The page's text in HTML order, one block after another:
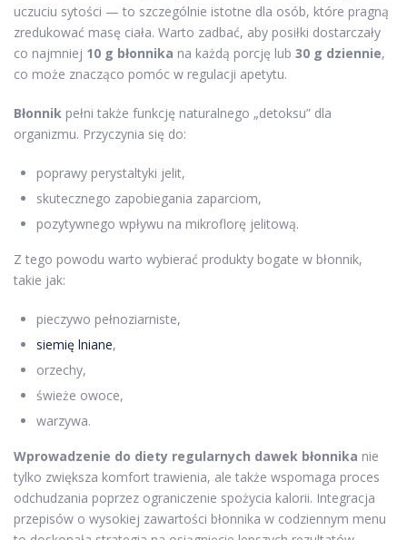
uczuciu sytości — to szczególnie istotne dla osób, które pragną
zredukować masę ciała. Warto zadbać, aby posiłki dostarczały
co najmniej 10 g błonnika na każdą porcję lub 30 g dziennie,
co może znacząco pomóc w regulacji apetytu.
Błonnik pełni także funkcję naturalnego „detoksu” dla
organizmu. Przyczynia się do:
poprawy perystaltyki jelit,
skutecznego zapobiegania zaparciom,
pozytywnego wpływu na mikroflorę jelitową.
Z tego powodu warto wybierać produkty bogate w błonnik,
takie jak:
pieczywo pełnoziarniste,
siemię lniane,
orzechy,
świeże owoce,
warzywa.
Wprowadzenie do diety regularnych dawek błonnika nie
tylko zwiększa komfort trawienia, ale także wspomaga proces
odchudzania poprzez ograniczenie spożycia kalorii. Integracja
przepisów o wysokiej zawartości błonnika w codziennym menu